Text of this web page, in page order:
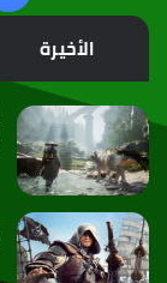
الأخيرة